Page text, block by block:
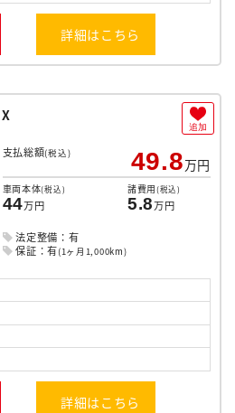
詳細はこちら
支払総額(税込) 49.8万円
車両本体(税込)
44万円
諸費用(税込)
5.8万円
法定整備：有
保証：有(1ヶ月1,000km)
詳細はこちら
追加